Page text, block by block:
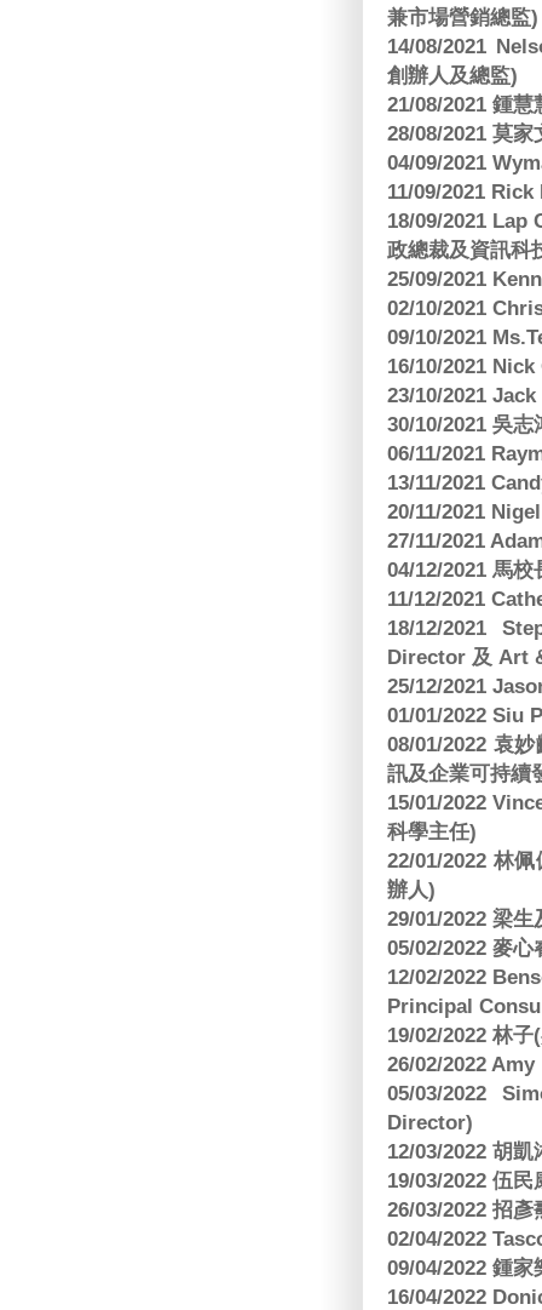
兼市場營銷總監)
14/08/2021
創辦人及總監)
21/08/2021 鍾
28/08/2021 莫
04/09/2021
11/09/2021
18/09/2021
政總裁及資訊科
25/09/2021
02/10/2021
09/10/2021
16/10/2021
23/10/2021
30/10/2021 吳
06/11/2021
13/11/2021
20/11/2021
27/11/2021
04/12/2021 馬
11/12/2021
18/12/2021
Director 及 Art
25/12/2021
01/01/2022 Siu
08/01/2022 袁
訊及企業可持續
15/01/2022
科學主任)
22/01/2022 林
辦人)
29/01/2022 梁
05/02/2022 麥
12/02/2022
Principal
19/02/2022 林
26/02/2022
05/03/2022
Director)
12/03/2022 胡
19/03/2022 伍
26/03/2022 招
02/04/2022
09/04/2022 鍾
16/04/2022